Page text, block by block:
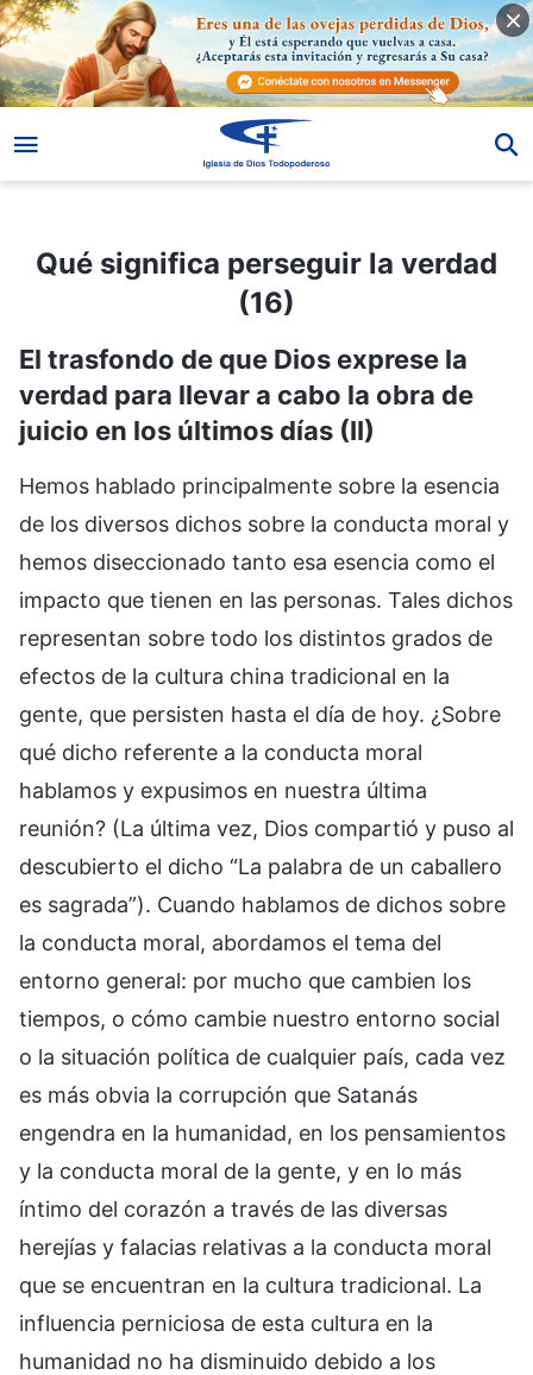
Qué significa perseguir la verdad (16)
Qué significa perseguir la verdad
(16)
El trasfondo de que Dios exprese la
verdad para llevar a cabo la obra de
juicio en los últimos días (II)
Hemos hablado principalmente sobre la esencia
de los diversos dichos sobre la conducta moral y
hemos diseccionado tanto esa esencia como el
impacto que tienen en las personas. Tales dichos
representan sobre todo los distintos grados de
efectos de la cultura china tradicional en la
gente, que persisten hasta el día de hoy. ¿Sobre
qué dicho referente a la conducta moral
hablamos y expusimos en nuestra última
reunión? (La última vez, Dios compartió y puso al
descubierto el dicho “La palabra de un caballero
es sagrada”). Cuando hablamos de dichos sobre
la conducta moral, abordamos el tema del
entorno general: por mucho que cambien los
tiempos, o cómo cambie nuestro entorno social
o la situación política de cualquier país, cada vez
es más obvia la corrupción que Satanás
engendra en la humanidad, en los pensamientos
y la conducta moral de la gente, y en lo más
íntimo del corazón a través de las diversas
herejías y falacias relativas a la conducta moral
que se encuentran en la cultura tradicional. La
influencia perniciosa de esta cultura en la
humanidad no ha disminuido debido a los